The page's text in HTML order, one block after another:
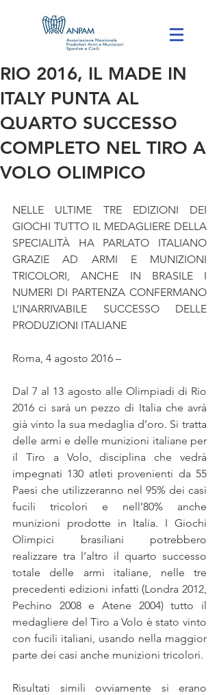
RIO 2016, IL MADE IN
ITALY PUNTA AL
QUARTO SUCCESSO
COMPLETO NEL TIRO A
VOLO OLIMPICO
NELLE ULTIME TRE EDIZIONI DEI
GIOCHI TUTTO IL MEDAGLIERE DELLA
SPECIALITÀ HA PARLATO ITALIANO
GRAZIE AD ARMI E MUNIZIONI
TRICOLORI, ANCHE IN BRASILE I
NUMERI DI PARTENZA CONFERMANO
L’INARRIVABILE SUCCESSO DELLE
PRODUZIONI ITALIANE
Roma, 4 agosto 2016 –
Dal 7 al 13 agosto alle Olimpiadi di Rio
2016 ci sarà un pezzo di Italia che avrà
già vinto la sua medaglia d’oro. Si tratta
delle armi e delle munizioni italiane per
il Tiro a Volo, disciplina che vedrà
impegnati 130 atleti provenienti da 55
Paesi che utilizzeranno nel 95% dei casi
fucili tricolori e nell’80% anche
munizioni prodotte in Italia. I Giochi
Olimpici brasiliani potrebbero
realizzare tra l’altro il quarto successo
totale delle armi italiane, nelle tre
precedenti edizioni infatti (Londra 2012,
Pechino 2008 e Atene 2004) tutto il
medagliere del Tiro a Volo è stato vinto
con fucili italiani, usando nella maggior
parte dei casi anche munizioni tricolori.
Risultati simili ovviamente si erano